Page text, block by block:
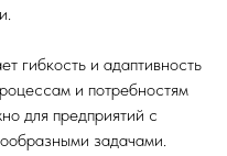
гибкость и адаптивность
и потребностям
для предприятий с
задачами.